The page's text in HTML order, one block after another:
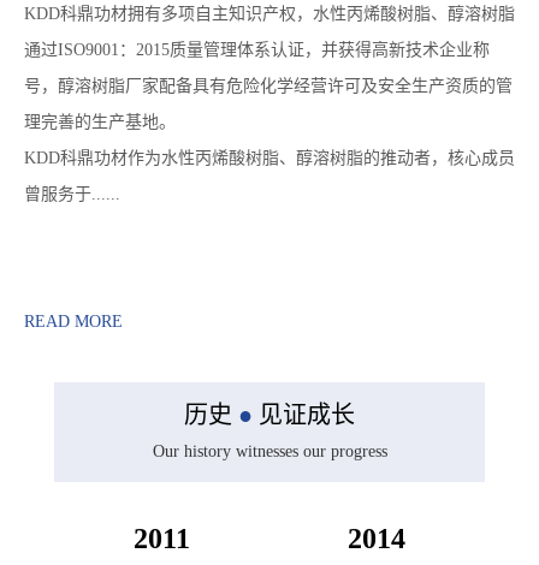
KDD科鼎功材拥有多项自主知识产权，水性丙烯酸树脂、醇溶树脂
通过ISO9001：2015质量管理体系认证，并获得高新技术企业称
号，醇溶树脂厂家配备具有危险化学经营许可及安全生产资质的管
理完善的生产基地。
KDD科鼎功材作为水性丙烯酸树脂、醇溶树脂的推动者，核心成员
曾服务于......
READ MORE
历史 ● 见证成长
Our history witnesses our progress
2011 2014